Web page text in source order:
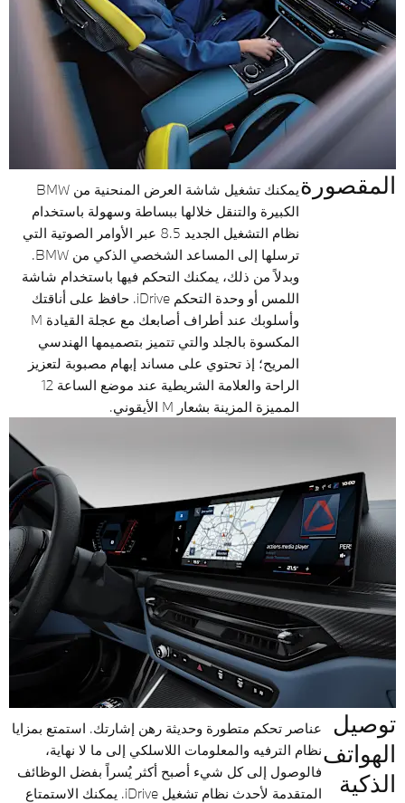
المقصورة
يمكنك تشغيل شاشة العرض المنحنية من BMW
الكبيرة والتنقل خلالها ببساطة وسهولة باستخدام
نظام التشغيل الجديد 8.5 عبر الأوامر الصوتية التي
ترسلها إلى المساعد الشخصي الذكي من BMW.
وبدلاً من ذلك، يمكنك التحكم فيها باستخدام شاشة
اللمس أو وحدة التحكم iDrive. حافظ على أناقتك
وأسلوبك عند أطراف أصابعك مع عجلة القيادة M
المكسوة بالجلد والتي تتميز بتصميمها الهندسي
المريح؛ إذ تحتوي على مساند إبهام مصبوبة لتعزيز
الراحة والعلامة الشريطية عند موضع الساعة 12
المميزة المزينة بشعار M الأيقوني.
توصيل
الهواتف
الذكية
عناصر تحكم متطورة وحديثة رهن إشارتك. استمتع بمزايا
نظام الترفيه والمعلومات اللاسلكي إلى ما لا نهاية،
فالوصول إلى كل شيء أصبح أكثر يُسراً بفضل الوظائف
المتقدمة لأحدث نظام تشغيل iDrive. يمكنك الاستمتاع